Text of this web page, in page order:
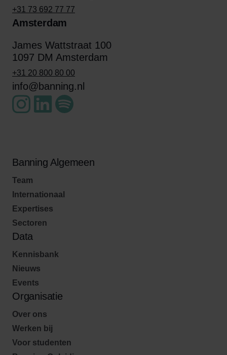
+31 73 692 77 77
Amsterdam
James Wattstraat 100
1097 DM Amsterdam
+31 20 800 80 00
info@banning.nl
Banning Algemeen
Team
Internationaal
Expertises
Sectoren
Data
Kennisbank
Nieuws
Events
Organisatie
Over ons
Werken bij
Voor studenten